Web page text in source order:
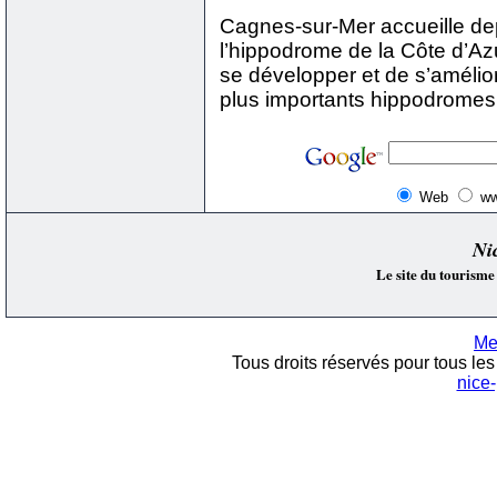
Cagnes-sur-Mer accueille
l’hippodrome de la Côte
se développer et de
plus importants
Web
Le site du
Tous droits réservés pour tous